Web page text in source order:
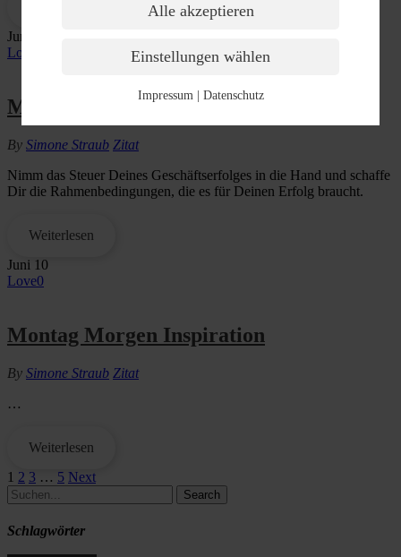
Juni
Love
Montag Morgen Inspiration
By Simone Straub Zitat
Nimm das Steuer Deines Geschäftserfolges in die Hand und schaffe
Dir die Rahmenbedingungen, die es für Deinen Erfolg braucht.
Weiterlesen
Juni 10
Love0
Montag Morgen Inspiration
By Simone Straub Zitat
…
Weiterlesen
1 2 3 … 5 Next
Search
Schlagwörter
Alle akzeptieren
Einstellungen wählen
Impressum| Datenschutz